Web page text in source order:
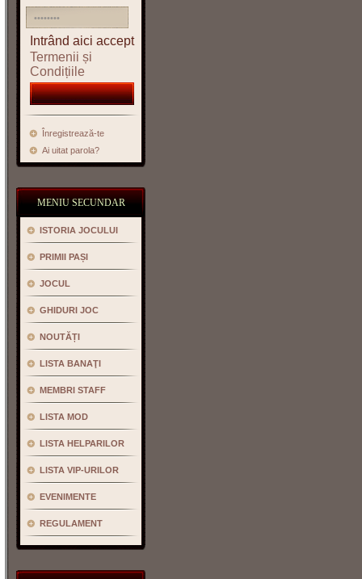
Intrând aici accept
Termenii și
Condițiile
Înregistrează-te
Ai uitat parola?
MENIU SECUNDAR
ISTORIA JOCULUI
PRIMII PAȘI
JOCUL
GHIDURI JOC
NOUTĂȚI
LISTA BANAŢI
MEMBRI STAFF
LISTA MOD
LISTA HELPARILOR
LISTA VIP-URILOR
EVENIMENTE
REGULAMENT